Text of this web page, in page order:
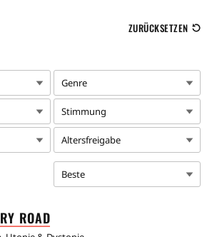
ZURÜCKSETZEN
Genre
Stimmung
Altersfreigabe
Beste
ROAD